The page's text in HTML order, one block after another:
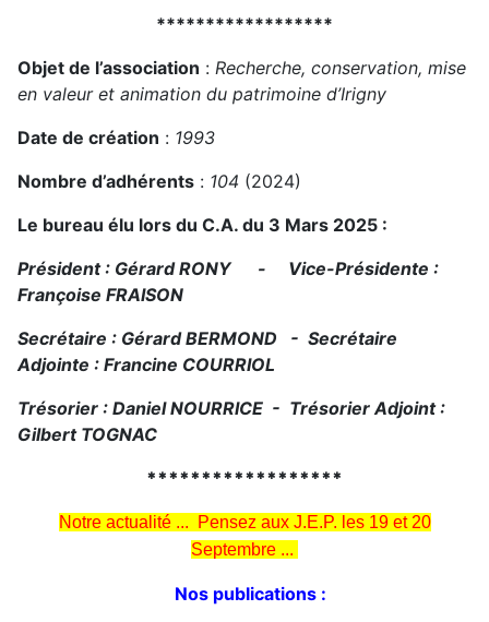
******************
Objet de l’association : Recherche, conservation, mise
en valeur et animation du patrimoine d’Irigny
Date de création : 1993
Nombre d’adhérents : 104 (2024)
Le bureau élu lors du C.A. du 3 Mars 2025 :
Président : Gérard RONY - Vice-Présidente :
Françoise FRAISON
Secrétaire : Gérard BERMOND - Secrétaire
Adjointe : Francine COURRIOL
Trésorier : Daniel NOURRICE - Trésorier Adjoint :
Gilbert TOGNAC
******************
Notre actualité ... Pensez aux J.E.P. les 19 et 20
Septembre ...
Nos publications :